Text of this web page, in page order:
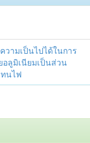
วามเป็นไปได้ในการ
อลูมิเนียมเป็นส่วน
นไฟ